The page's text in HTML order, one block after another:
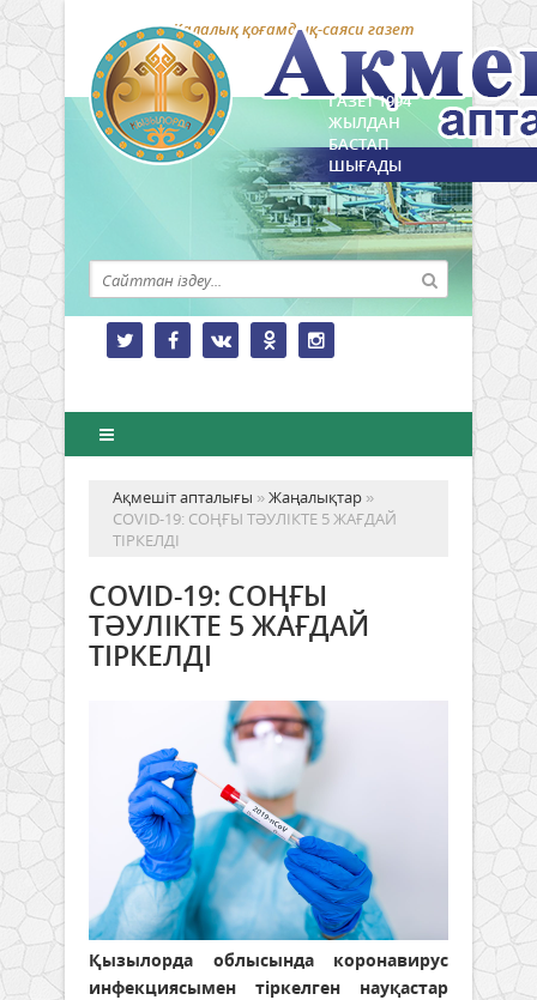
Қалалық қоғамдық-саяси газет
ГАЗЕТ 1994
ЖЫЛДАН
БАСТАП
ШЫҒАДЫ
Ақмешіт апталығы »Жаңалықтар »
COVID-19: СОҢҒЫ ТӘУЛІКТЕ 5 ЖАҒДАЙ
ТІРКЕЛДІ
COVID-19: СОҢҒЫ
ТӘУЛІКТЕ 5 ЖАҒДАЙ
ТІРКЕЛДІ
Қызылорда облысында коронавирус
инфекциясымен тіркелген науқастар